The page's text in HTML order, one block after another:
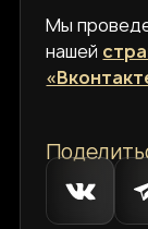
Мы
нашей